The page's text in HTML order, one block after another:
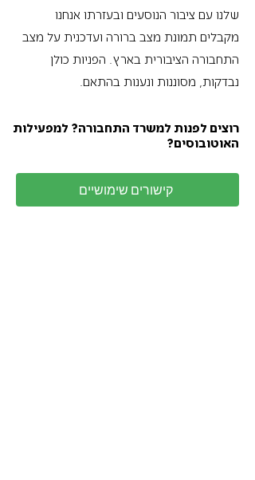
שלנו עם ציבור הנוסעים ובעזרתו אנחנו
מקבלים תמונת מצב ברורה ועדכנית על מצב
התחבורה הציבורית בארץ. הפניות כולן
נבדקות, מסוננות ונענות בהתאם.
רוצים לפנות למשרד התחבורה? למפעילות
האוטובוסים?
קישורים שימושיים